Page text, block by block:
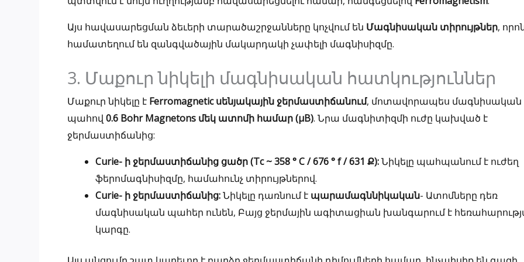
Այս հավասարեցման ձեւերի տարածաշրջանները կոչվում են Մագնիսական տիրույթներ,
համատեղում են զանգվածային մակարդակի չափելի մագնիսիզմը.
3. Մաքուր նիկելի մագնիսական հատկություններ
Մաքուր նիկելը է Ferromagnetic սենյակային ջերմաստիճանում, մոտավորապես մագնիսական
պահով 0.6 Bohr Magnetons մեկ ատոմի համար (μB). Նրա մագնիտիզմի ուժը կախված է
ջերմաստիճանից:
Curie- ի ջերմաստիճանից ցածր (Tc ~ 358 ° C / 676 ° f / 631 Ք):Նիկելը պահպանում է ուժեղ
ֆերոմագնիսիզմը, համահունչ տիրույթներով.
Curie- ի ջերմաստիճանից:Նիկելը դառնում է պարամագննիկական- Ատոմները դեռ
մագնիսական պահեր ունեն, Բայց ջերմային ագիտացիան խանգարում է
կարգը.